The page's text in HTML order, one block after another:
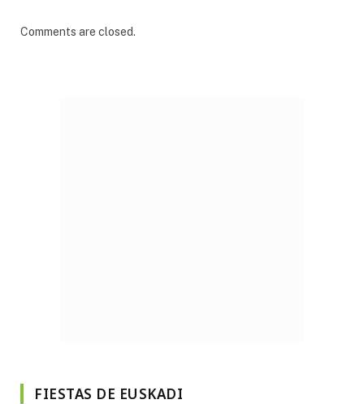
Comments are closed.
FIESTAS DE EUSKADI